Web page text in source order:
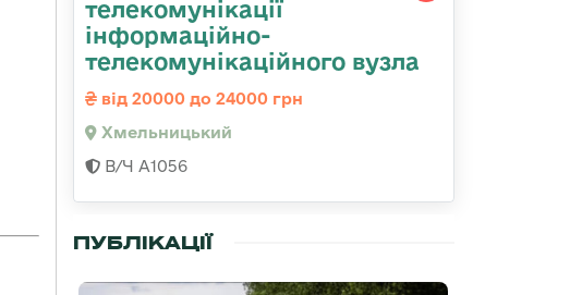
телекомунікації
інформаційно-
телекомунікаційного вузла
від 20000 до 24000 грн
Хмельницький
В/Ч А1056
ПУБЛІКАЦІЇ